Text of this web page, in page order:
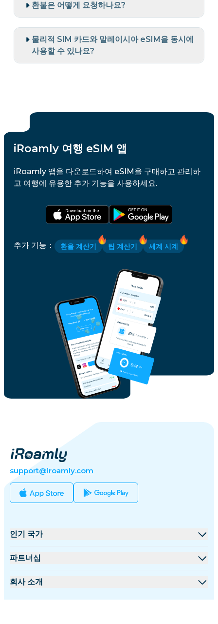
환불은 어떻게 요청하나요?
물리적 SIM 카드와 말레이시아 eSIM을 동시에
사용할 수 있나요?
iRoamly 여행 eSIM 앱
iRoamly 앱을 다운로드하여 eSIM을 구매하고 관리하
고 여행에 유용한 추가 기능을 사용하세요.
추가 기능 ： 환율 계산기 팁 계산기 세계 시계
support@iroamly.com
인기 국가
미국
파트너십
도매 플랫폼
회사 소개
iRoamly 소개